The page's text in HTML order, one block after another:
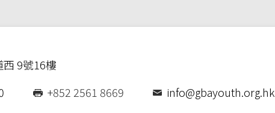
9號16樓
+852 2561 8669 info@gbayouth.org.hk